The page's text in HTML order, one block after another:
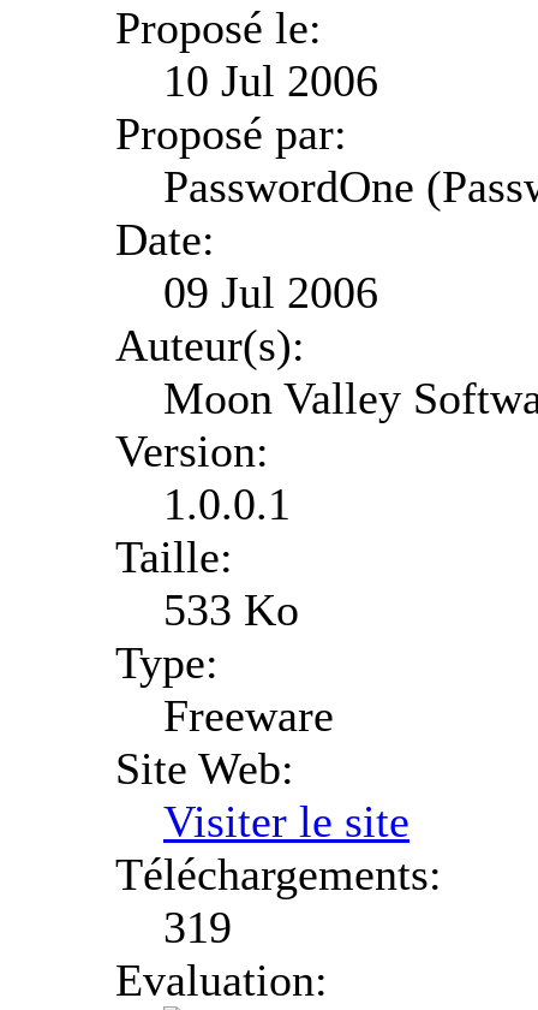
Proposé le:
10 Jul 2006
Proposé par:
PasswordOne
Date:
09 Jul 2006
Auteur(s):
Moon Valley
Version:
1.0.0.1
Taille:
533 Ko
Type:
Freeware
Site Web:
Visiter le site
Téléchargements:
319
Evaluation: